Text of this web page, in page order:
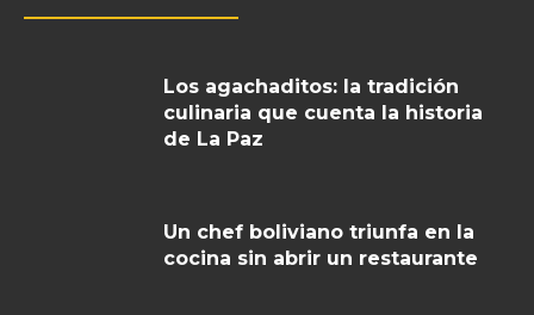
Los agachaditos: la tradición
culinaria que cuenta la historia
de La Paz
Un chef boliviano triunfa en la
cocina sin abrir un restaurante